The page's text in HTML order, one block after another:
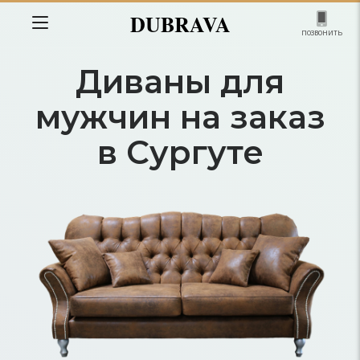
DUBRAVA позвонить
Диваны для
мужчин на заказ
в Сургуте